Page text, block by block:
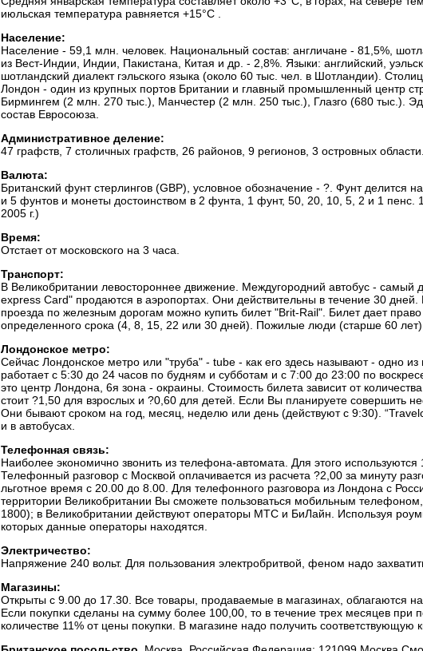
июльская температура равняется +15°C .
Население:
Население - 59,1 млн. человек. Национальный состав: англичане - 81,5%,
из Вест-Индии, Индии, Пакистана, Китая и др. - 2,8%. Языки: английский,
шотландский диалект гэльского языка (около 60 тыс. чел. в Шотландии).
Лондон - один из крупных портов Британии и главный промышленный центр
Бирмингем (2 млн. 270 тыс.), Манчестер (2 млн. 250 тыс.), Глазго (680 тыс.).
состав Евросоюза.
Административное деление:
47 графств, 7 столичных графств, 26 районов, 9 регионов, 3 островных области.
Валюта:
Британский фунт стерлингов (GBP), условное обозначение - ?. Фунт делится
и 5 фунтов и монеты достоинством в 2 фунта, 1 фунт, 50, 20, 10, 5, 2 и 1
2005 г.)
Время:
Отстает от московского на 3 часа.
Транспорт:
В Великобритании левостороннее движение. Междугородний автобус -
express Card" продаются в аэропортах. Они действительны в течение 30 дней.
проезда по железным дорогам можно купить билет "Brit-Rail". Билет дает
определенного срока (4, 8, 15, 22 или 30 дней). Пожилые люди (старше 60
Лондонское метро:
Сейчас Лондонское метро или "труба" - tube - как его здесь называют - одно
работает с 5:30 до 24 часов по будням и субботам и с 7:00 до 23:00 по
это центр Лондона, 6я зона - окраины. Стоимость билета зависит от
стоит ?1,50 для взрослых и ?0,60 для детей. Если Вы планируете совершить
Они бывают сроком на год, месяц, неделю или день (действуют с 9:30).
и в автобусах.
Телефонная связь:
Наиболее экономично звонить из телефона-автомата. Для этого
Телефонный разговор с Москвой оплачивается из расчета ?2,00 за минуту
льготное время с 20.00 до 8.00. Для телефонного разговора из Лондона с
территории Великобритании Вы сможете пользоваться мобильным
1800); в Великобритании действуют операторы МТС и БиЛайн. Используя
которых данные операторы находятся.
Электричество:
Напряжение 240 вольт. Для пользования электробритвой, феном надо
Магазины:
Открыты с 9.00 до 17.30. Все товары, продаваемые в магазинах, облагаются
Если покупки сделаны на сумму более 100,00, то в течение трех месяцев при
количестве 11% от цены покупки. В магазине надо получить соответствующую